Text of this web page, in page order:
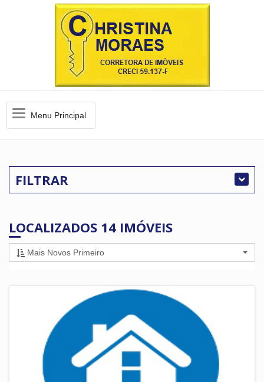
MenuMenu Principal
FILTRAR
LOCALIZADOS 14 IMÓVEIS
Mais Novos Primeiro